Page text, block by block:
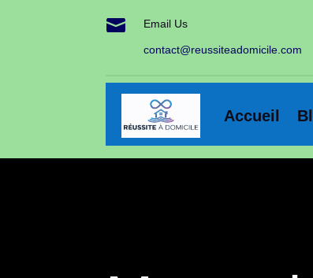
 Email Us
contact@reussiteadomicile.com
Accueil